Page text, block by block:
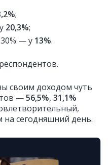
;
20,3%;
— у 13%.
респондентов.
своим доходом чуть
—56,5%, 31,1%
сегодняшний день.